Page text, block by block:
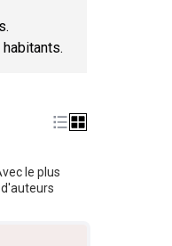
le plus
d'auteurs